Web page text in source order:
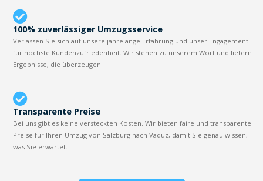
100% zuverlässiger Umzugsservice
Verlassen Sie sich auf unsere jahrelange Erfahrung und unser Engagement
für höchste Kundenzufriedenheit. Wir stehen zu unserem Wort und liefern
Ergebnisse, die überzeugen.
Transparente Preise
Bei uns gibt es keine versteckten Kosten. Wir bieten faire und transparente
Preise für Ihren Umzug von Salzburg nach Vaduz, damit Sie genau wissen,
was Sie erwartet.